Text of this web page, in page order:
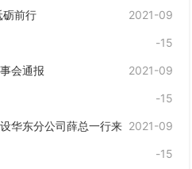
砺前行 2021-09
-15
会通报 2021-09
-15
华东分公司薛总一行来 2021-09
-15